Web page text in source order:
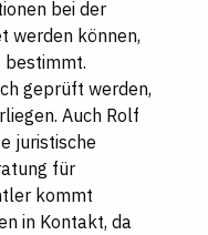
bei der
werden können,
bestimmt.
geprüft werden,
Auch Rolf
juristische
für
kommt
in Kontakt, da